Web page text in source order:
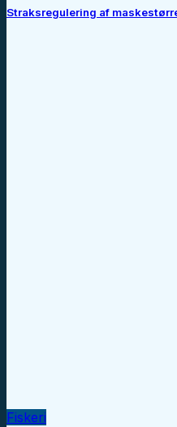
Straksregulering af
Fiskeri